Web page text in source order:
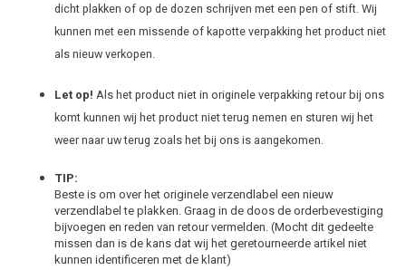
dicht plakken of op de dozen schrijven met een pen of stift. Wij
kunnen met een missende of kapotte verpakking het product niet
als nieuw verkopen.
Let op! Als het product niet in originele verpakking retour bij ons
komt kunnen wij het product niet terug nemen en sturen wij het
weer naar uw terug zoals het bij ons is aangekomen.
TIP:
Beste is om over het originele verzendlabel een nieuw
verzendlabel te plakken. Graag in de doos de orderbevestiging
bijvoegen en reden van retour vermelden. (Mocht dit gedeelte
missen dan is de kans dat wij het geretourneerde artikel niet
kunnen identificeren met de klant)